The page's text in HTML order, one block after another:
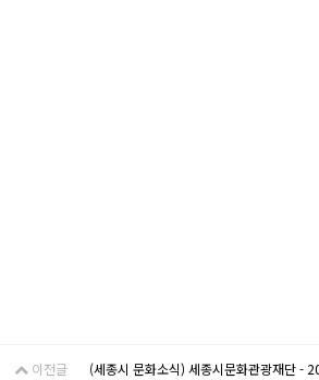
이전글 (세종시 문화소식) 세종시문화관광재단 -